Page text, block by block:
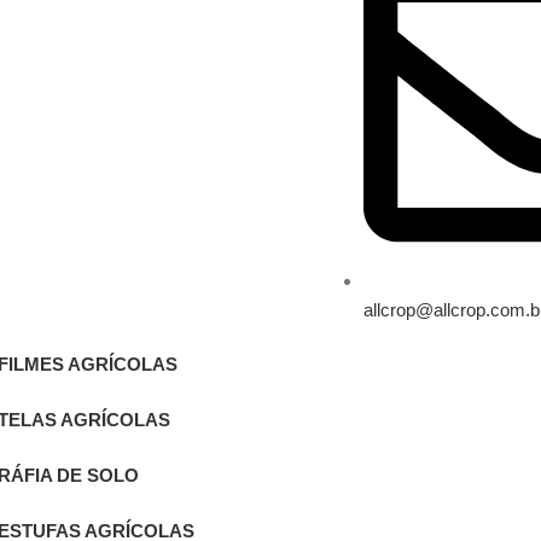
AGRÍCOLAS
AGRÍCOLAS
DE SOLO
AGRÍCOLAS